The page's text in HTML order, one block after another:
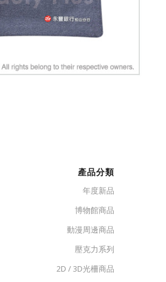
產品分類
年度新品
博物館商品
動漫周邊商品
壓克力系列
2D / 3D光柵商品